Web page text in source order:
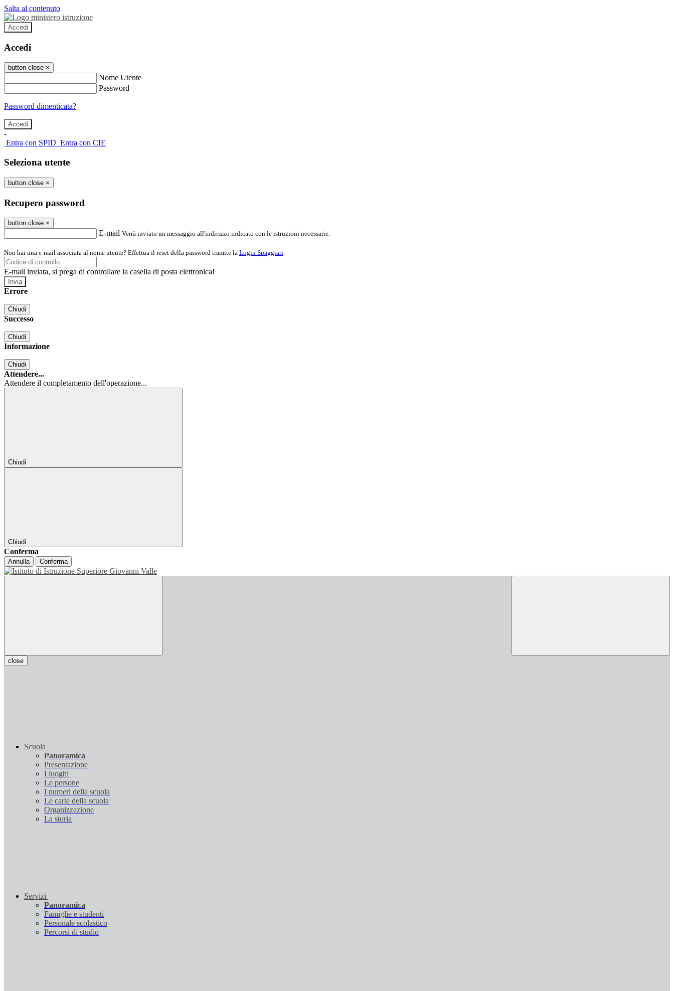
Salta al contenuto
Accedi
Accedi
button close ×
Nome Utente
Password
Password dimenticata?
-
Entra con SPID Entra con CIE
Seleziona utente
button close ×
Recupero password
button close ×
E-mail Verrà inviato un messaggio all'indirizzo indicato con le istruzioni necessarie.
Non hai una e-mail associata al nome utente? Effettua il reset della password tramite la Login Spaggiari
E-mail inviata, si prega di controllare la casella di posta elettronica!
Errore
Chiudi
Successo
Chiudi
Informazione
Chiudi
Attendere...
Attendere il completamento dell'operazione...
Chiudi
Chiudi
Conferma
Annulla Conferma
close
Scuola
Panoramica
Presentazione
I luoghi
Le persone
I numeri della scuola
Le carte della scuola
Organizzazione
La storia
Servizi
Panoramica
Famiglie e studenti
Personale scolastico
Percorsi di studio